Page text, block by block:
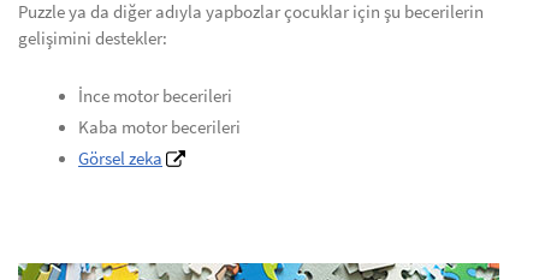
Puzzle ya da diğer adıyla yapbozlar çocuklar için şu becerilerin
gelişimini destekler:
İnce motor becerileri
Kaba motor becerileri
Görsel zeka